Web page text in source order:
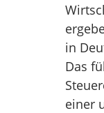
in
Das
einer